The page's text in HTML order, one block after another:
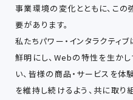
事業環境の変化とともに、この
要があります。
私たちパワー・インタラクティ
鮮明にし、Webの特性を⽣か
い、皆様の商品・サービスを体
を維持し続けるよう、共に取り